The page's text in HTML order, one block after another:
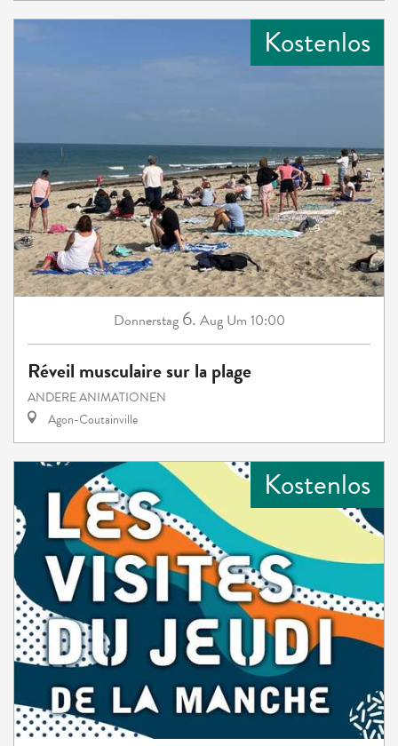
Kostenlos
Donnerstag 6. Aug Um 10:00
Réveil musculaire sur la plage
ANDERE ANIMATIONEN
Agon-Coutainville
Kostenlos